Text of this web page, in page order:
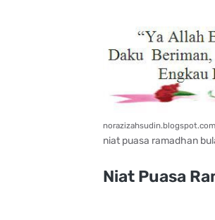
norazizahsudin.blogspot.com
niat puasa ramadhan
Niat Puasa